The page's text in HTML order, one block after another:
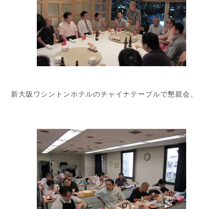
新大阪ワシントンホテルのチャイナテーブルで懇親会。